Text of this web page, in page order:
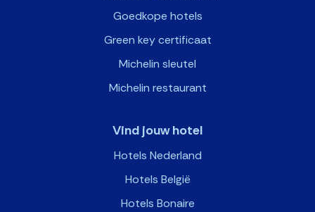
Goedkope hotels
Green key certificaat
Michelin sleutel
Michelin restaurant
Vind jouw hotel
Hotels Nederland
Hotels België
Hotels Bonaire